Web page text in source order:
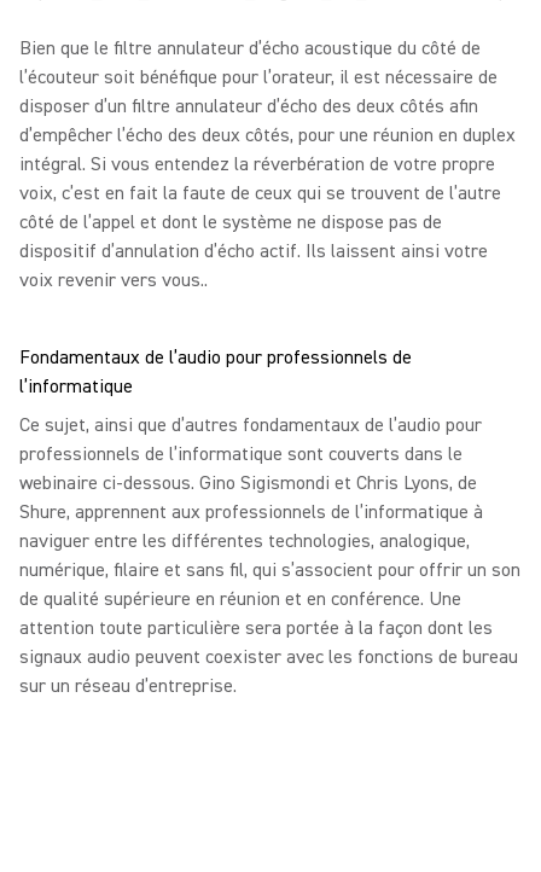
Bien que le filtre annulateur d’écho acoustique du côté de
l’écouteur soit bénéfique pour l’orateur, il est nécessaire de
disposer d’un filtre annulateur d’écho des deux côtés afin
d’empêcher l’écho des deux côtés, pour une réunion en duplex
intégral. Si vous entendez la réverbération de votre propre
voix, c’est en fait la faute de ceux qui se trouvent de l’autre
côté de l’appel et dont le système ne dispose pas de
dispositif d’annulation d’écho actif. Ils laissent ainsi votre
voix revenir vers vous..
Fondamentaux de l’audio pour professionnels de
l’informatique
Ce sujet, ainsi que d’autres fondamentaux de l’audio pour
professionnels de l’informatique sont couverts dans le
webinaire ci-dessous. Gino Sigismondi et Chris Lyons, de
Shure, apprennent aux professionnels de l’informatique à
naviguer entre les différentes technologies, analogique,
numérique, filaire et sans fil, qui s’associent pour offrir un son
de qualité supérieure en réunion et en conférence. Une
attention toute particulière sera portée à la façon dont les
signaux audio peuvent coexister avec les fonctions de bureau
sur un réseau d’entreprise.